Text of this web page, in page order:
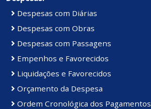
Despesas com Diárias
Despesas com Obras
Despesas com Passagens
Empenhos e Favorecidos
Liquidações e Favorecidos
Orçamento da Despesa
Ordem Cronológica dos Pagamentos